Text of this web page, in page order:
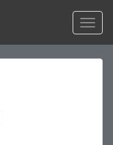
Toggle